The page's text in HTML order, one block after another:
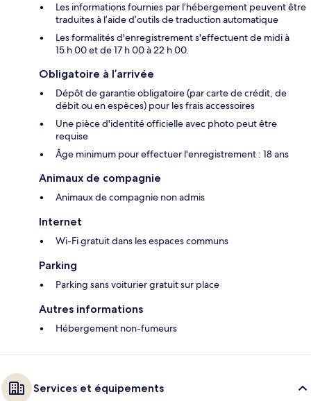
Les informations fournies par l’hébergement peuvent être
traduites à l’aide d’outils de traduction automatique
Les formalités d'enregistrement s'effectuent de midi à
15 h 00 et de 17 h 00 à 22 h 00.
Obligatoire à l’arrivée
Dépôt de garantie obligatoire (par carte de crédit, de
débit ou en espèces) pour les frais accessoires
Une pièce d'identité officielle avec photo peut être
requise
Âge minimum pour effectuer l'enregistrement : 18 ans
Animaux de compagnie
Animaux de compagnie non admis
Internet
Wi-Fi gratuit dans les espaces communs
Parking
Parking sans voiturier gratuit sur place
Autres informations
Hébergement non-fumeurs
Services et équipements